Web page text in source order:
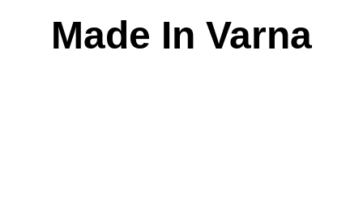
Made In Varna